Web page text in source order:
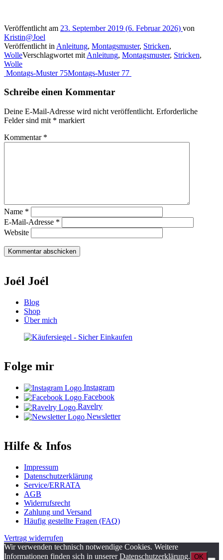
Veröffentlicht am 23. September 2019 (6. Februar 2026) von
Kristin@Joel
Veröffentlicht in Anleitung, Montagsmuster, Stricken,
WolleVerschlagwortet mit Anleitung, Montagsmuster, Stricken,
Wolle
Beitragsnavigation
Montags-Muster 75Montags-Muster 77
Schreibe einen Kommentar
Deine E-Mail-Adresse wird nicht veröffentlicht. Erforderliche
Felder sind mit * markiert
Kommentar *
Name *
E-Mail-Adresse *
Website
Joél Joél
Blog
Shop
Über mich
Folge mir
Instagram
Facebook
Ravelry
Newsletter
Hilfe & Infos
Impressum
Datenschutzerklärung
Service/ERRATA
AGB
Widerrufsrecht
Zahlung und Versand
Häufig gestellte Fragen (FAQ)
Vertrag widerrufen
Wir verwenden technisch notwendige Cookies. Weitere
Informationen finden sich in unsererDatenschutzerklärung. OK